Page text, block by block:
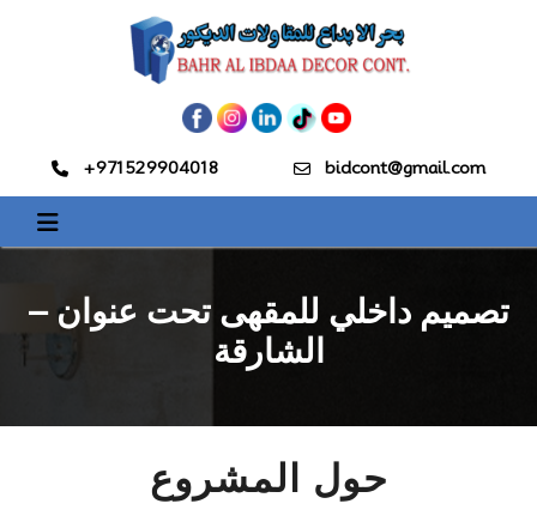
+971529904018 bidcont@gmail.com
تصميم داخلي للمقهى تحت عنوان –
الشارقة
حول المشروع